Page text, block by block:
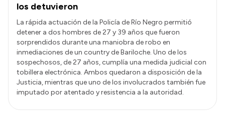
los detuvieron
La rápida actuación de la Policía de Río Negro permitió
detener a dos hombres de 27 y 39 años que fueron
sorprendidos durante una maniobra de robo en
inmediaciones de un country de Bariloche. Uno de los
sospechosos, de 27 años, cumplía una medida judicial con
tobillera electrónica. Ambos quedaron a disposición de la
Justicia, mientras que uno de los involucrados también fue
imputado por atentado y resistencia a la autoridad.